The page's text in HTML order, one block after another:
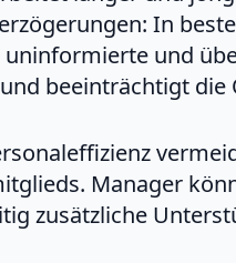
In
und
beeinträchtigt
Manager
zusätzliche